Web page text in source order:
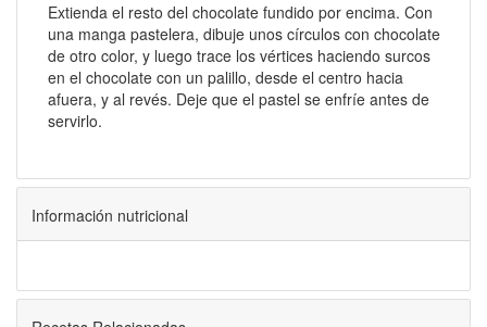
Extienda el resto del chocolate fundido por encima. Con
una manga pastelera, dibuje unos círculos con chocolate
de otro color, y luego trace los vértices haciendo surcos
en el chocolate con un palillo, desde el centro hacia
afuera, y al revés. Deje que el pastel se enfríe antes de
servirlo.
Información nutricional